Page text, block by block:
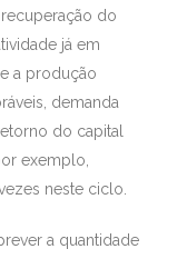
do
já em
a produção
demanda
do capital
exemplo,
neste ciclo.
a quantidade